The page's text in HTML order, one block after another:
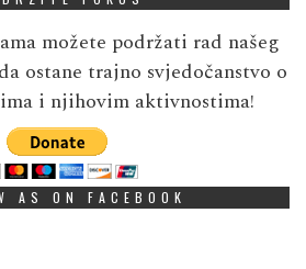
možete podržati rad našeg
ostane trajno svjedočanstvo o
i njihovim aktivnostima!
AS ON FACEBOOK